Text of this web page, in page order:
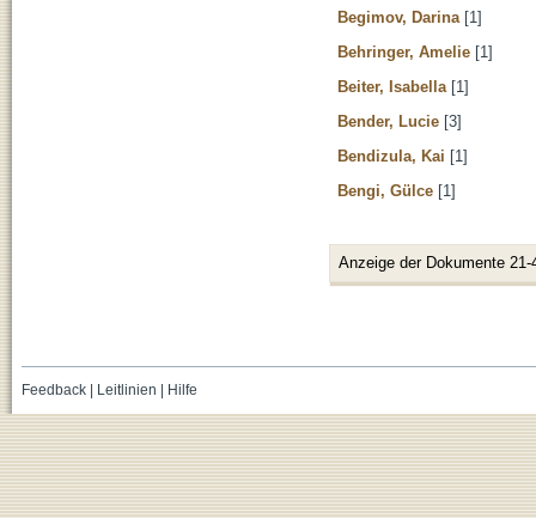
Begimov, Darina [1]
Behringer, Amelie [1]
Beiter, Isabella [1]
Bender, Lucie [3]
Bendizula, Kai [1]
Bengi, Gülce [1]
Anzeige der Dokumente 21-
Feedback| Leitlinien | Hilfe